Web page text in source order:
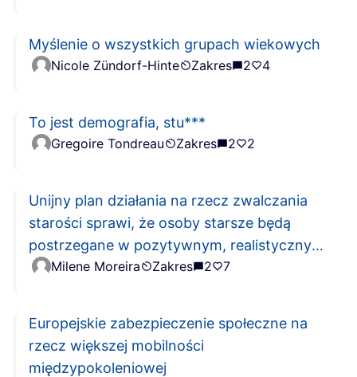
Myślenie o wszystkich grupach wiekowych
Nicole Zündorf-Hinte Zakres 2 4
To jest demografia, stu***
Gregoire Tondreau Zakres 2 2
Unijny plan działania na rzecz zwalczania
starości sprawi, że osoby starsze będą
postrzegane w pozytywnym, realistycznym
świetle, wolnym od stereotypów.
Milene Moreira Zakres 2 7
Europejskie zabezpieczenie społeczne na
rzecz większej mobilności
międzypokoleniowej